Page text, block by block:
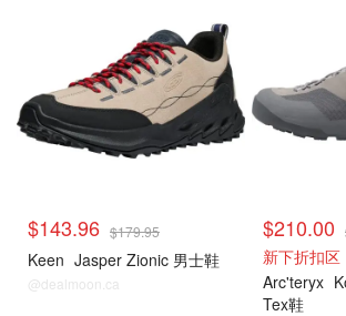
$143.96 $179.95
Keen Jasper Zionic 男士鞋
@dealmoon.ca
$210.00
新下折扣区
Arc'teryx
Tex鞋